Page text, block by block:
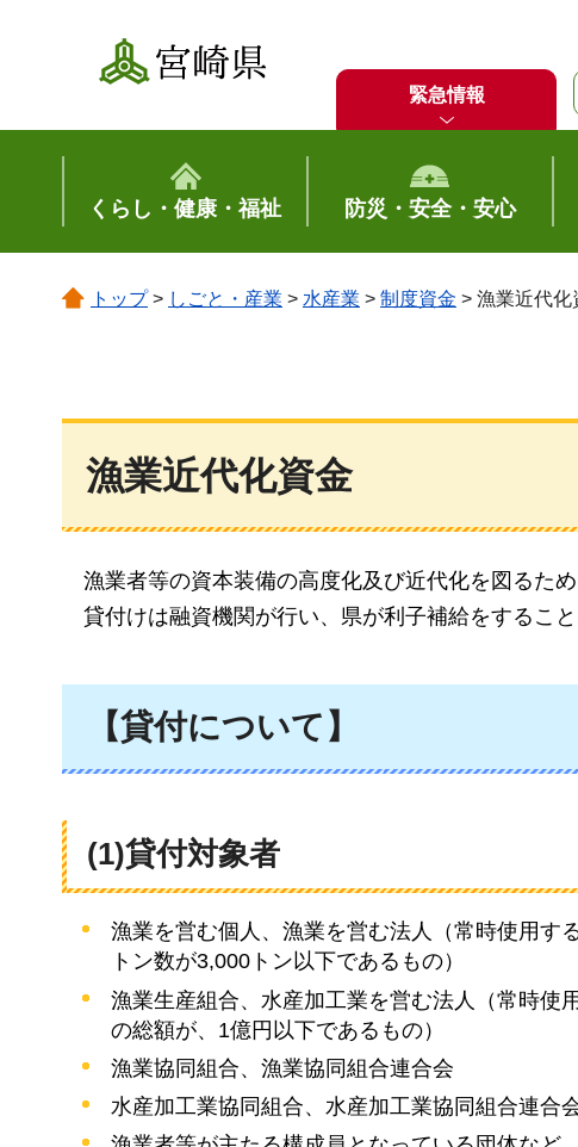
宮崎県
緊急情報
くらし・健康・福祉 防災・安全・安心
トップ> しごと・産業 > 水産業 > 制度資金 > 漁業近代化
漁業近代化資金
漁業者等の資本装備の高度化及び近代化を図るた
貸付けは融資機関が行い、県が利子補給をするこ
【貸付について】
(1)貸付対象者
漁業を営む個人、漁業を営む法人（常時使用す
トン数が3,000トン以下であるもの）
漁業生産組合、水産加工業を営む法人（常時使
の総額が、1億円以下であるもの）
漁業協同組合、漁業協同組合連合会
水産加工業協同組合、水産加工業協同組合連合